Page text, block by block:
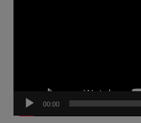
00:00